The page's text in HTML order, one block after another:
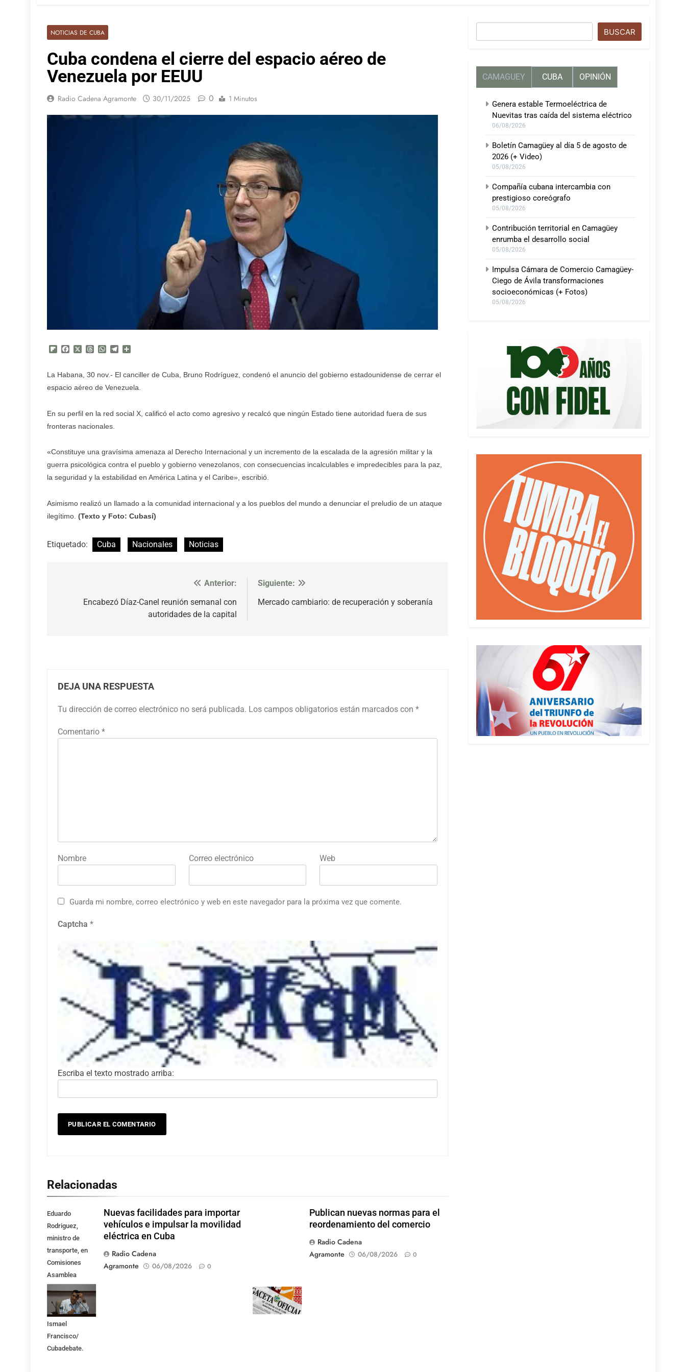
NOTICIAS DE CUBA
Cuba condena el cierre del espacio aéreo de
Venezuela por EEUU
Radio Cadena Agramonte 30/11/2025 0 1 Minutos
Flipboard
FacebookThreadsWhatsApp
Telegram
La Habana, 30 nov.- El canciller de Cuba, Bruno Rodríguez, condenó el anuncio del gobierno estadounidense de cerrar el
espacio aéreo de Venezuela.
En su perfil en la red social X, calificó el acto como agresivo y recalcó que ningún Estado tiene autoridad fuera de sus
fronteras nacionales.
«Constituye una gravísima amenaza al Derecho Internacional y un incremento de la escalada de la agresión militar y la
guerra psicológica contra el pueblo y gobierno venezolanos, con consecuencias incalculables e impredecibles para la paz,
la seguridad y la estabilidad en América Latina y el Caribe», escribió.
Asimismo realizó un llamado a la comunidad internacional y a los pueblos del mundo a denunciar el preludio de un ataque
ilegítimo. (Texto y Foto: Cubasí)
Etiquetado: Cuba Nacionales Noticias
Anterior:
Encabezó Díaz-Canel reunión semanal con
autoridades de la capital
Siguiente:
Mercado cambiario: de recuperación y soberanía
DEJA UNA RESPUESTA
Tu dirección de correo electrónico no será publicada. Los campos obligatorios están marcados con *
Comentario *
Nombre Correo electrónico Web
Guarda mi nombre, correo electrónico y web en este navegador para la próxima vez que comente.
Captcha *
Escriba el texto mostrado arriba:
Relacionadas
Eduardo
Rodriguez,
ministro de
transporte, en
Comisiones
Asamblea
Atención a los
Servicios . Foto:
Ismael
Francisco/
Cubadebate.
Nuevas facilidades para importar
vehículos e impulsar la movilidad
eléctrica en Cuba
Radio Cadena
Agramonte
06/08/2026 0
Publican nuevas normas para el
reordenamiento del comercio
Radio Cadena
Agramonte
06/08/2026 0
BUSCAR
CAMAGUEY CUBA OPINIÓN
Genera estable Termoeléctrica de
Nuevitas tras caída del sistema eléctrico
06/08/2026
Boletín Camagüey al día 5 de agosto de
2026 (+ Video)
05/08/2026
Compañía cubana intercambia con
prestigioso coreógrafo
05/08/2026
Contribución territorial en Camagüey
enrumba el desarrollo social
05/08/2026
Impulsa Cámara de Comercio Camagüey-
Ciego de Ávila transformaciones
socioeconómicas (+ Fotos)
05/08/2026